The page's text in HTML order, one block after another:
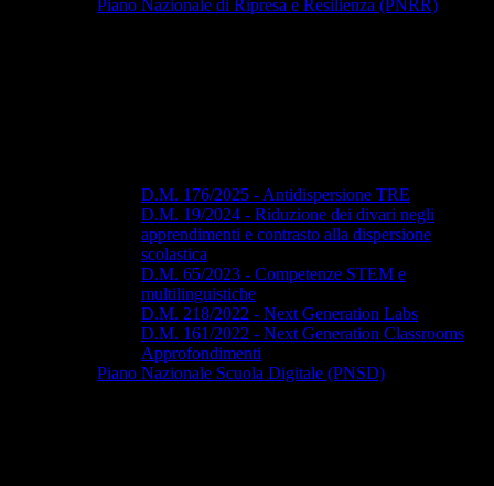
Piano Nazionale di Ripresa e Resilienza (PNRR)
D.M. 176/2025 - Antidispersione TRE
D.M. 19/2024 - Riduzione dei divari negli
apprendimenti e contrasto alla dispersione
scolastica
D.M. 65/2023 - Competenze STEM e
multilinguistiche
D.M. 218/2022 - Next Generation Labs
D.M. 161/2022 - Next Generation Classrooms
Approfondimenti
Piano Nazionale Scuola Digitale (PNSD)